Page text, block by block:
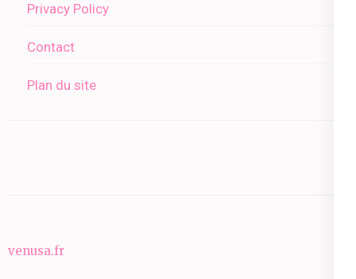
Privacy Policy
Contact
Plan du site
venusa.fr